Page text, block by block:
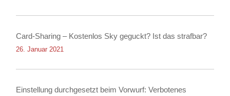
Card-Sharing – Kostenlos Sky geguckt? Ist das strafbar?
26. Januar 2021
Einstellung durchgesetzt beim Vorwurf: Verbotenes